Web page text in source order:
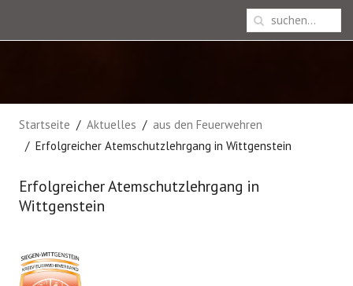
Startseite Aktuelles
aus den Feuerwehren
Erfolgreicher Atemschutzlehrgang in Wittgenstein
Erfolgreicher Atemschutzlehrgang in
Wittgenstein